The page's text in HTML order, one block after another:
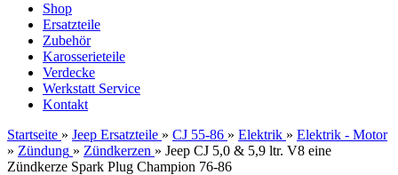
Shop
Ersatzteile
Zubehör
Karosserieteile
Verdecke
Werkstatt Service
Kontakt
Startseite » Jeep Ersatzteile » CJ 55-86 » Elektrik » Elektrik - Motor
» Zündung » Zündkerzen » Jeep CJ 5,0 & 5,9 ltr. V8 eine
Zündkerze Spark Plug Champion 76-86